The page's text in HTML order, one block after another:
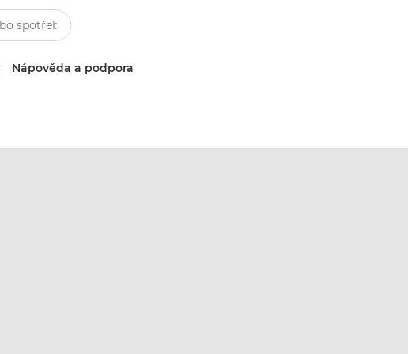
Nápověda a podpora